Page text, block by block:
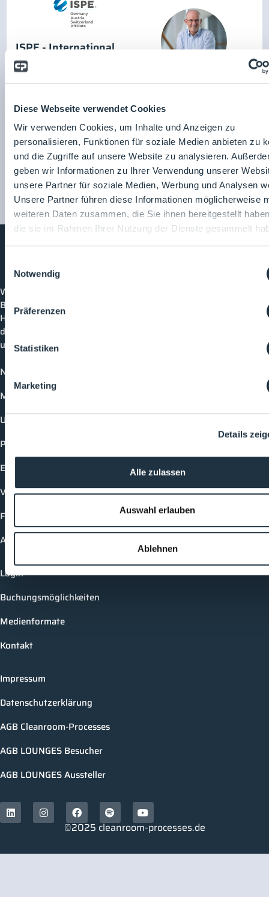
Diese Webseite verwendet Cookies
Wir verwenden Cookies, um Inhalte und Anzeigen zu
personalisieren, Funktionen für soziale Medien anbieten zu
und die Zugriffe auf unsere Website zu analysieren.
geben wir Informationen zu Ihrer Verwendung unserer
unsere Partner für soziale Medien, Werbung und Analysen
Unsere Partner führen diese Informationen möglicherweise
weiteren Daten zusammen, die Sie ihnen bereitgestellt
die sie im Rahmen Ihrer Nutzung der Dienste gesammelt
Notwendig
Präferenzen
Statistiken
Marketing
Details
Alle zulassen
Auswahl erlauben
Ablehnen
Rainer Nicolai
ISPE - International
Society for
Pharmaceutical
e.V.
Zum Unternehmensprofil
Cleanroom
Willkommen bei CleanroomProcesses, der
Branchenplattform für Reinraum und Prozesstechnik.
Hier bleibst du immer auf dem neuesten Stand, kannst
dich mit anderen verknüpfen und alle relevanten Themen
und Events der Branche entdecken.
News
Mediathek
Unternehmen
Produkte
Events
Vorträge
Future-Faces
Academy
Login
Buchungsmöglichkeiten
Medienformate
Kontakt
Impressum
Datenschutzerklärung
AGB Cleanroom-Processes
AGB LOUNGES Besucher
AGB LOUNGES Aussteller
©2025 cleanroom-processes.de